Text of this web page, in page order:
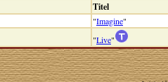
Titel
"Imagine"
"Live"